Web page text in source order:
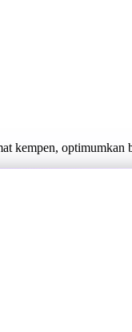
kempen, optimumkan